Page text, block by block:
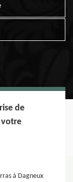
de
votre
à Dagneux